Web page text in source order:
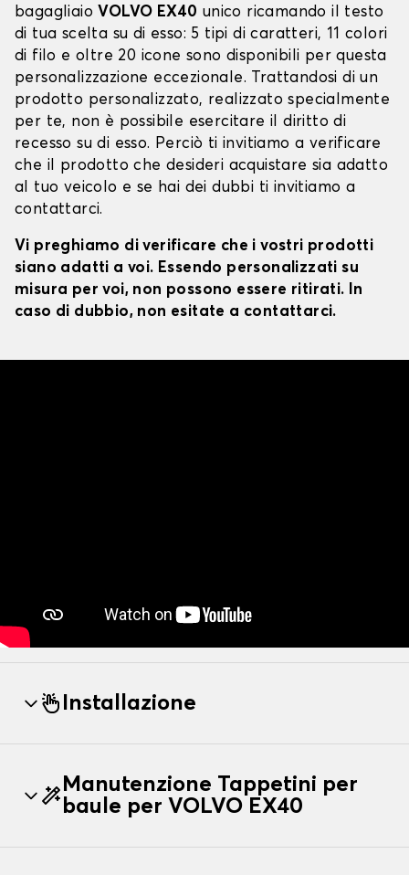
bagagliaio VOLVO EX40 unico ricamando il testo
di tua scelta su di esso: 5 tipi di caratteri, 11 colori
di filo e oltre 20 icone sono disponibili per questa
personalizzazione eccezionale. Trattandosi di un
prodotto personalizzato, realizzato specialmente
per te, non è possibile esercitare il diritto di
recesso su di esso. Perciò ti invitiamo a verificare
che il prodotto che desideri acquistare sia adatto
al tuo veicolo e se hai dei dubbi ti invitiamo a
contattarci.
Vi preghiamo di verificare che i vostri prodotti
siano adatti a voi. Essendo personalizzati su
misura per voi, non possono essere ritirati. In
caso di dubbio, non esitate a contattarci.
Installazione
Manutenzione Tappetini per
baule per VOLVO EX40